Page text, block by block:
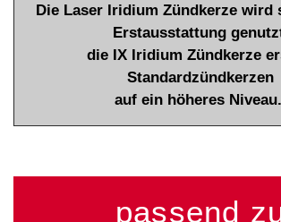
Die Laser Iridium Zündkerze wird
Erstausstattung
die IX Iridium Zündkerze
Standardzündkerzen
auf ein höheres Niveau.
passend